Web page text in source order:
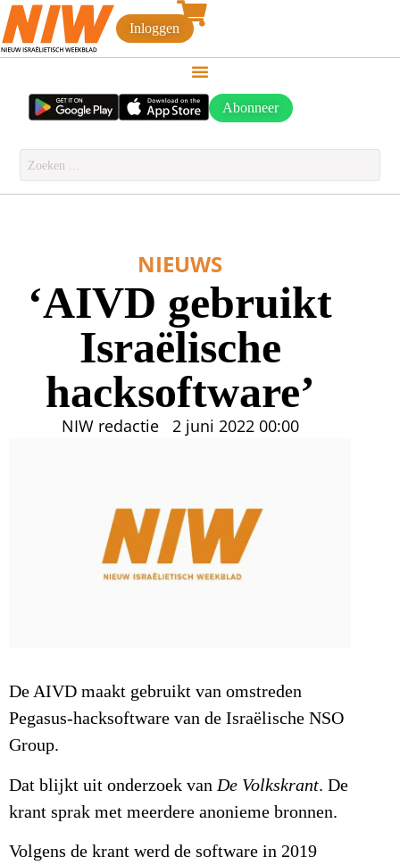
Inloggen
Abonneer
NIEUWS
‘AIVD gebruikt
Israëlische
hacksoftware’
NIW redactie 2 juni 2022 00:00
De AIVD maakt gebruikt van omstreden
Pegasus-hacksoftware van de Israëlische NSO
Group.
Dat blijkt uit onderzoek vanDe Volkskrant. De
krant sprak met meerdere anonieme bronnen.
Volgens de krant werd de software in 2019